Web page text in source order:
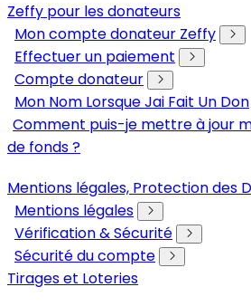
Zeffy pour les donateurs
Mon compte donateur Zeffy
Effectuer un paiement
Compte donateur
Mon Nom Lorsque Jai Fait Un Don
Comment puis-je mettre à jour
de fonds ?
Mentions légales, Protection des
Mentions légales
Vérification & Sécurité
Sécurité du compte
Tirages et Loteries